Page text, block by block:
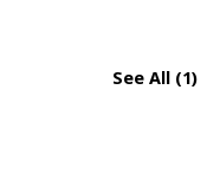
See All (1)